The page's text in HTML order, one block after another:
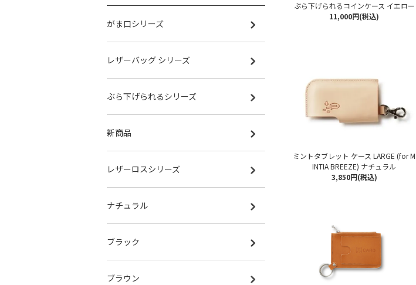
ぶら下げられるコインケース イエロー
11,000円(税込)
ミントタブレット ケース LARGE (for M
INTIA BREEZE) ナチュラル
3,850円(税込)
がま口シリーズ
レザーバッグ シリーズ
ぶら下げられるシリーズ
新商品
レザーロスシリーズ
ナチュラル
ブラック
ブラウン